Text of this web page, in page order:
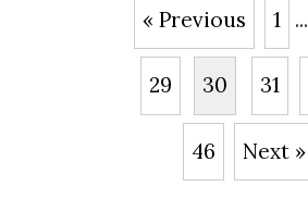
« Previous 1 ...
29 30 31
46 Next »